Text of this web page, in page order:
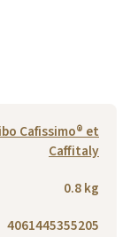
Cafissimo® et
Caffitaly
0.8 kg
4061445355205